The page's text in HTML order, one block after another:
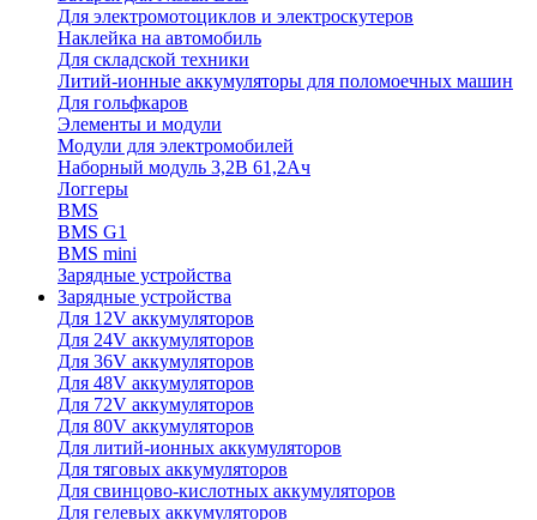
Для электромотоциклов и электроскутеров
Наклейка на автомобиль
Для складской техники
Литий-ионные аккумуляторы для поломоечных машин
Для гольфкаров
Элементы и модули
Модули для электромобилей
Наборный модуль 3,2В 61,2Ач
Логгеры
BMS
BMS G1
BMS mini
Зарядные устройства
Зарядные устройства
Для 12V аккумуляторов
Для 24V аккумуляторов
Для 36V аккумуляторов
Для 48V аккумуляторов
Для 72V аккумуляторов
Для 80V аккумуляторов
Для литий-ионных аккумуляторов
Для тяговых аккумуляторов
Для свинцово-кислотных аккумуляторов
Для гелевых аккумуляторов